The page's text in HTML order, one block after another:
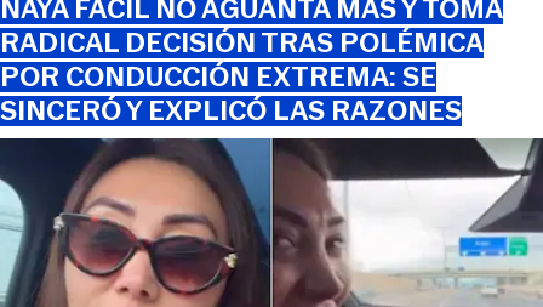
NAYA FÁCIL NO AGUANTA MÁS Y TOMA
RADICAL DECISIÓN TRAS POLÉMICA
POR CONDUCCIÓN EXTREMA: SE
SINCERÓ Y EXPLICÓ LAS RAZONES